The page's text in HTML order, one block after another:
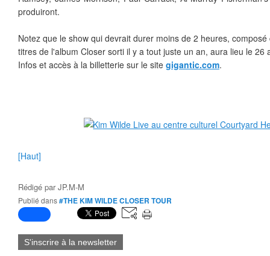
produiront.
Notez que le show qui devrait durer moins de 2 heures,
titres de l'album Closer sorti il y a tout juste un an, aura lieu le 26
Infos et accès à la billetterie sur le site gigantic.com.
[Haut]
Rédigé parJP.M-M
Publié dans#THE KIM WILDE CLOSER TOUR
S'inscrire à la newsletter